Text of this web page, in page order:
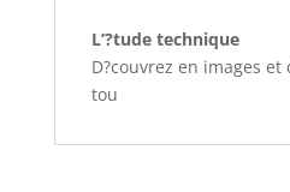
L’?tude technique
D?couvrez en images et
tou